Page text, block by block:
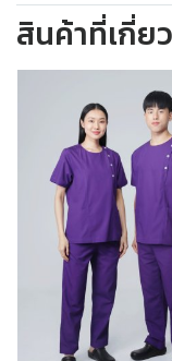
สินค้าที่เกี่ย